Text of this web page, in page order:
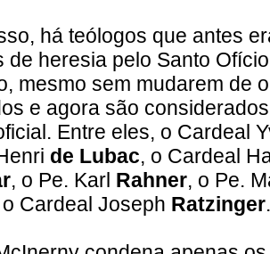
há teólogos que antes
de heresia pelo Santo
mesmo sem mudarem de
e agora são
Entre eles, o Cardeal
de Lubac, o Cardeal
, o Pe. Karl Rahner, o Pe.
Cardeal Joseph Ratzinger.